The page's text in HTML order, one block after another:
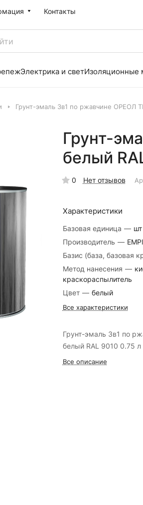
Контакты
Электрика и светИзоляционные
Грунт-эмаль 3в1 по ржавчине ОРЕОЛ
Грунт-
белый
0 Нет отзывов
Характеристики
Базовая единица — шт
Производитель —
Базис (база, базовая
Метод нанесения —
краскораспылитель
Цвет — белый
Все характеристики
Грунт-эмаль 3в1 по
белый RAL 9010 0.75 л
Все описание